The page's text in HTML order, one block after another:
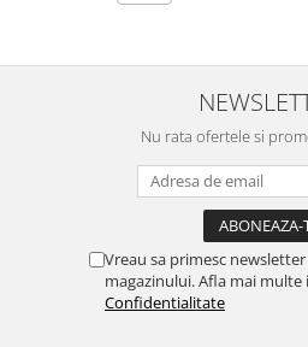
Nu rata ofertele si
Vreau sa primesc
magazinului. Afla mai multe
Confidentialitate